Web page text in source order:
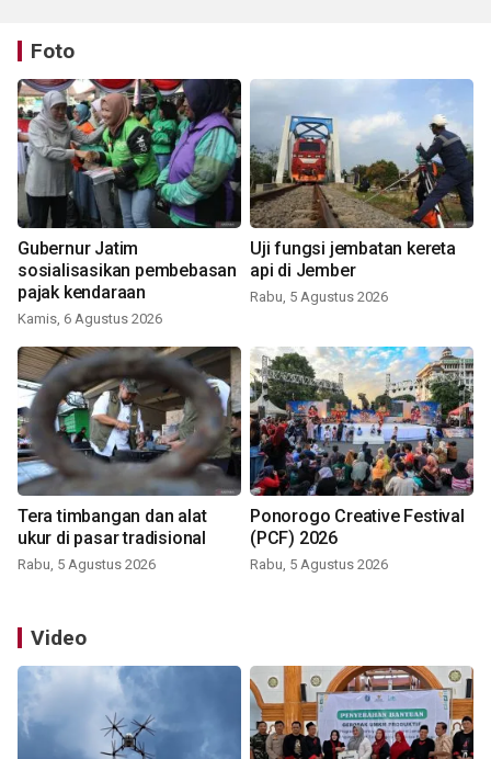
Foto
Gubernur Jatim
sosialisasikan pembebasan
pajak kendaraan
Kamis, 6 Agustus 2026
Uji fungsi jembatan kereta
api di Jember
Rabu, 5 Agustus 2026
Tera timbangan dan alat
ukur di pasar tradisional
Rabu, 5 Agustus 2026
Ponorogo Creative Festival
(PCF) 2026
Rabu, 5 Agustus 2026
Video